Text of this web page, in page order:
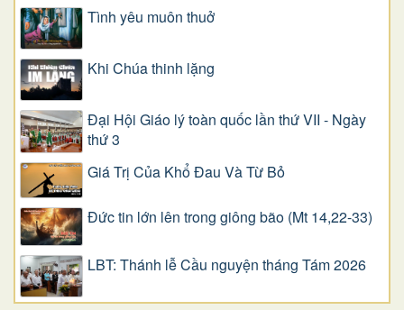
Tình yêu muôn thuở
Khi Chúa thinh lặng
Đại Hội Giáo lý toàn quốc lần thứ VII - Ngày
thứ 3
Giá Trị Của Khổ Ðau Và Từ Bỏ
Đức tin lớn lên trong giông bão (Mt 14,22-33)
LBT: Thánh lễ Cầu nguyện tháng Tám 2026